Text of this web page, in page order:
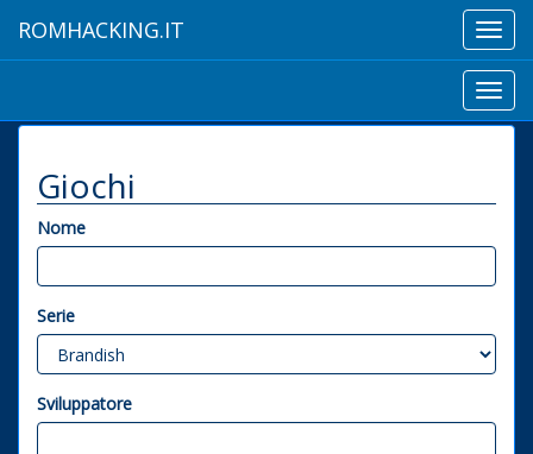
ROMHACKING.IT
Giochi
Nome
Serie
Sviluppatore